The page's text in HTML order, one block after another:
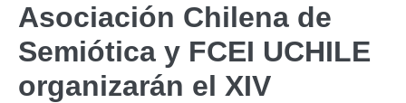
Asociación Chilena de
Semiótica y FCEI UCHILE
organizarán el XIV